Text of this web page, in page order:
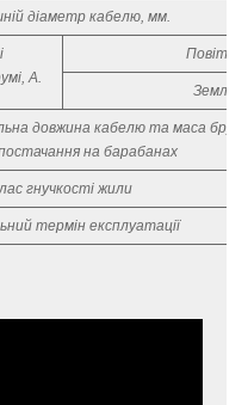
діаметр кабелю, мм.
А.
Повітря
Земля
довжина кабелю та маса
на барабанах
гнучкості жили
термін експлуатації